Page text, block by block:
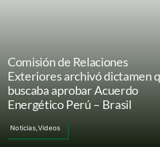
Comisión de Relaciones
Exteriores archivó dictamen
buscaba aprobar Acuerdo
Energético Perú – Brasil
Noticias,Videos